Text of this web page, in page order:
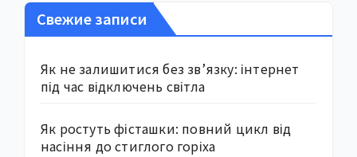
Свежие записи
Як не залишитися без зв’язку: інтернет
під час відключень світла
Як ростуть фісташки: повний цикл від
насіння до стиглого горіха